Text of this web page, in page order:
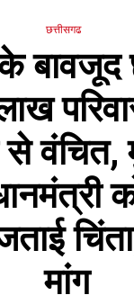
छत्तीसगढ
बावजूद
से वंचित,
मांग